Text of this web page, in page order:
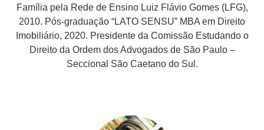
Família pela Rede de Ensino Luiz Flávio Gomes (LFG),
2010. Pós-graduação “LATO SENSU” MBA em Direito
Imobiliário, 2020. Presidente da Comissão Estudando o
Direito da Ordem dos Advogados de São Paulo –
Seccional São Caetano do Sul.